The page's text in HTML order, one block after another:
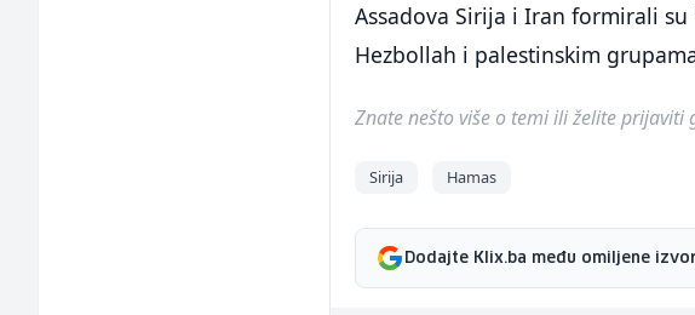
Assadova Sirija i Iran formirali
Hezbollah i palestinskim
Znate nešto više o temi ili želite prijaviti
Sirija Hamas
Dodajte Klix.ba među omiljene